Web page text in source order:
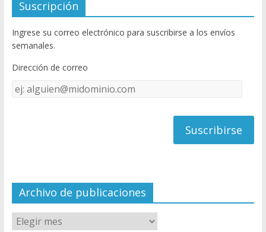
b
o
o
k
er T
u
e
C
el
Suscripción
Ingrese su correo electrónico para suscribirse a los envíos
semanales.
Dirección de correo
Dirección
de
Archivo de publicaciones